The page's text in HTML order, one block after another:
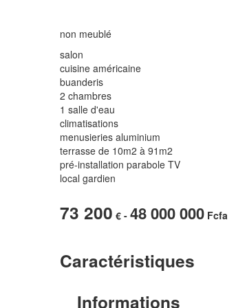
non meublé
salon
cuisine américaine
buanderis
2 chambres
1 salle d'eau
climatisations
menusieries aluminium
terrasse de 10m2 à 91m2
pré-installation parabole TV
local gardien
73 200 € - 48 000 000 Fcfa
Caractéristiques
Informations